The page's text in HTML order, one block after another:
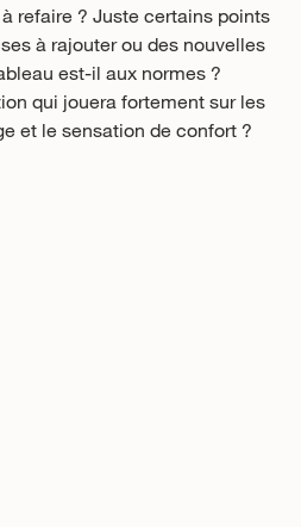
refaire ? Juste certains points
à rajouter ou des nouvelles
est-il aux normes ?
qui jouera fortement sur les
et le sensation de confort ?